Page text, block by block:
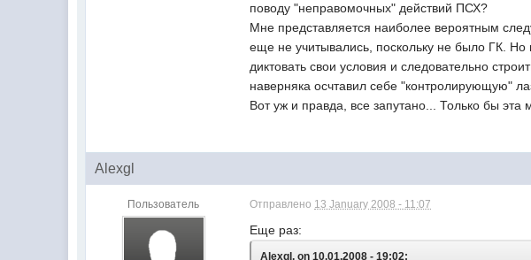
поводу "неправомочных" действий ПСХ?
Мне представляется наиболее вероятным
еще не учитывались, поскольку не было ГК.
диктовать свои условия и следовательно
наверняка осчтавил себе "контролирующую"
Вот уж и правда, все запутано... Только бы
Alexgl
Пользователь Отправлено 13 January 2008 - 11:07
Еще раз:
Alexgl, on 10.01.2008 - 19:02: